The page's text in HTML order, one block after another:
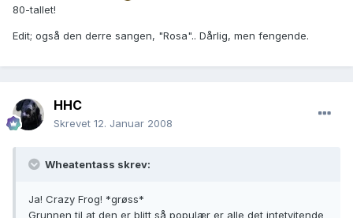
80-tallet!
Edit; også den derre sangen, "Rosa".. Dårlig, men fengende.
HHC
Skrevet 12. Januar 2008
Wheatentass skrev:
Ja! Crazy Frog! *grøss*
Grunnen til at den er blitt så populær er alle det intetvitende